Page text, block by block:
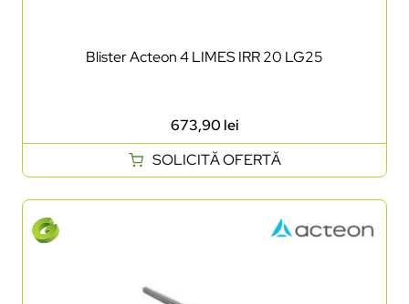
Blister Acteon 4 LIMES IRR 20 LG25
673,90 lei
SOLICITĂ OFERTĂ